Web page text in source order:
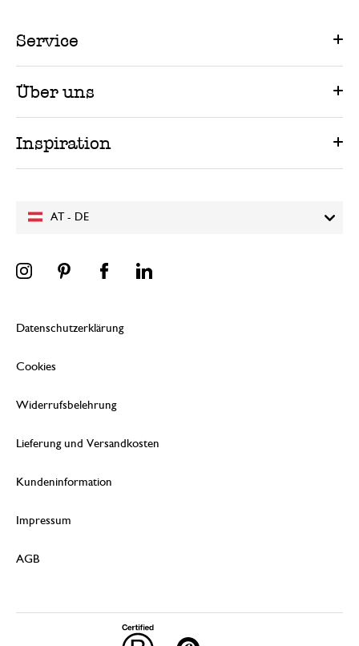
AT - DE
Service
Über uns
Inspiration
Datenschutzerklärung
Cookies
Widerrufsbelehrung
Lieferung und Versandkosten
Kundeninformation
Impressum
AGB